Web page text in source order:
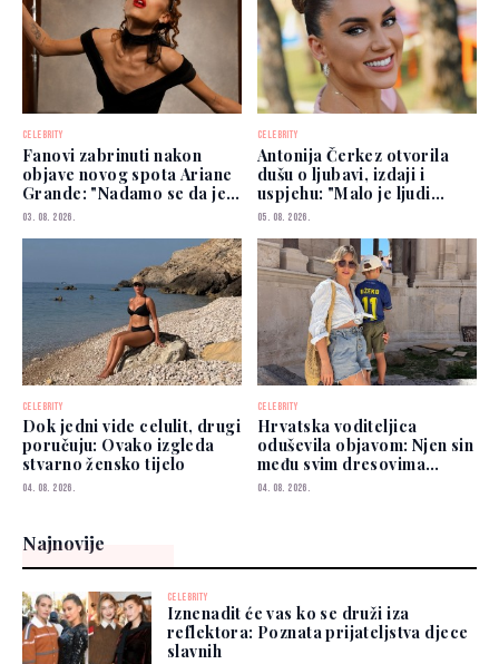
CELEBRITY
Fanovi zabrinuti nakon
objave novog spota Ariane
Grande: "Nadamo se da je
dobro"
03. 08. 2026.
CELEBRITY
Antonija Čerkez otvorila
dušu o ljubavi, izdaji i
uspjehu: "Malo je ljudi
kojima možete vjerovati"
05. 08. 2026.
CELEBRITY
Dok jedni vide celulit, drugi
poručuju: Ovako izgleda
stvarno žensko tijelo
04. 08. 2026.
CELEBRITY
Hrvatska voditeljica
oduševila objavom: Njen sin
među svim dresovima
izabrao Zmajeve
04. 08. 2026.
Najnovije
CELEBRITY
Iznenadit će vas ko se druži iza
reflektora: Poznata prijateljstva djece
slavnih